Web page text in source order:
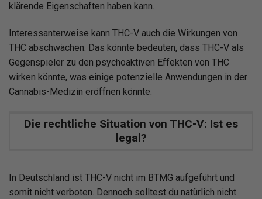
klärende Eigenschaften haben kann.
Interessanterweise kann THC-V auch die Wirkungen von
THC abschwächen. Das könnte bedeuten, dass THC-V als
Gegenspieler zu den psychoaktiven Effekten von THC
wirken könnte, was einige potenzielle Anwendungen in der
Cannabis-Medizin eröffnen könnte.
Die rechtliche Situation von THC-V: Ist es
legal?
In Deutschland ist THC-V nicht im BTMG aufgeführt und
somit nicht verboten. Dennoch solltest du natürlich nicht